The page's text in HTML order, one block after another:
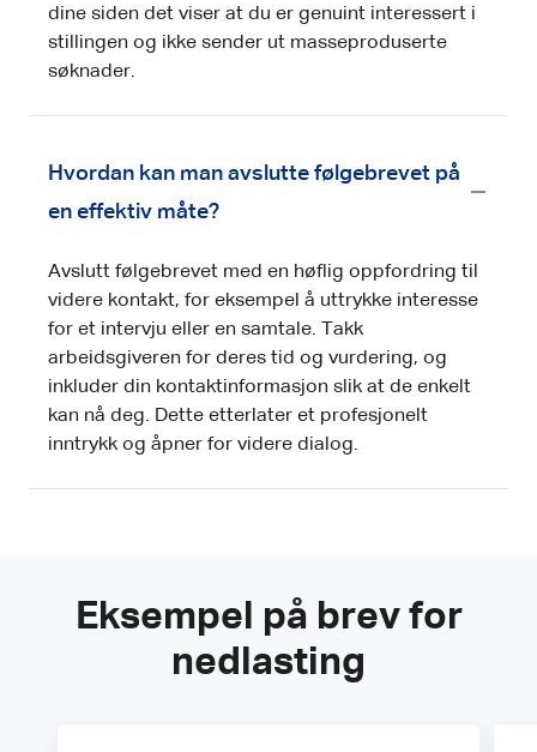
dine siden det viser at du er genuint interessert i
stillingen og ikke sender ut masseproduserte
søknader.
Hvordan kan man avslutte følgebrevet på
en effektiv måte?
Avslutt følgebrevet med en høflig oppfordring til
videre kontakt, for eksempel å uttrykke interesse
for et intervju eller en samtale. Takk
arbeidsgiveren for deres tid og vurdering, og
inkluder din kontaktinformasjon slik at de enkelt
kan nå deg. Dette etterlater et profesjonelt
inntrykk og åpner for videre dialog.
Eksempel på brev for
nedlasting